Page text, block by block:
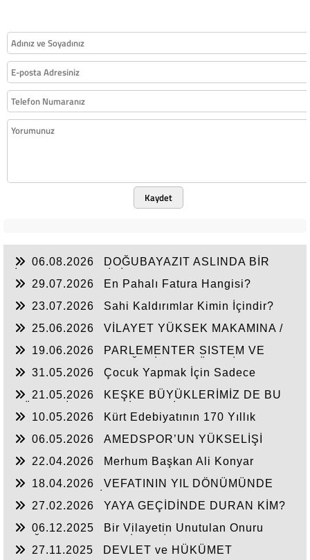
Kaydet
06.08.2026
DOĞUBAYAZIT ASLINDA BİR
29.07.2026
En Pahalı Fatura Hangisi?
23.07.2026
Sahi Kaldırımlar Kimin İçindir?
25.06.2026
VİLAYET YÜKSEK MAKAMINA /
19.06.2026
PARLEMENTER SISTEM VE
DEĞERLENDIRME
31.05.2026
Çocuk Yapmak İçin Sadece
21.05.2026
KEŞKE BÜYÜKLERİMİZ DE BU
10.05.2026
Kürt Edebiyatının 170 Yıllık
06.05.2026
AMEDSPOR’UN YÜKSELİŞİ
22.04.2026
Merhum Başkan Ali Konyar
18.04.2026
VEFATININ YIL DÖNÜMÜNDE
27.02.2026
YAYA GEÇİDİNDE DURAN KİM?
06.12.2025
Bir Vilayetin Unutulan Onuru
27.11.2025
DEVLET ve HÜKÜMET